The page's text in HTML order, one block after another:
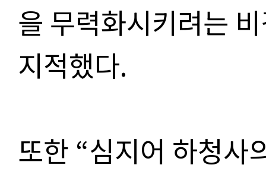
을 무력화시키려는
지적했다.
또한 “심지어 하청사